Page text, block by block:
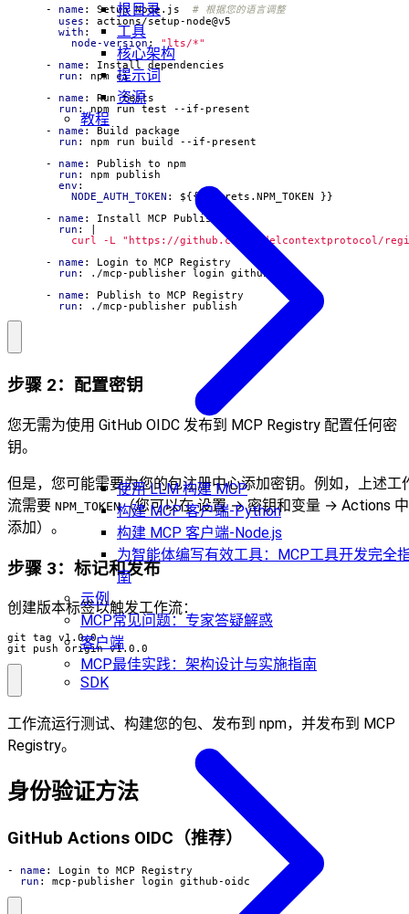
根目录
工具
核心架构
提示词
资源
教程
使用 LLM 构建 MCP
构建 MCP 客户端-Python
构建 MCP 客户端-Node.js
为智能体编写有效工具：MCP工具开发完全
南
示例
MCP常见问题：专家答疑解惑
客户端
MCP最佳实践：架构设计与实施指南
SDK
- name : Setup Node.js
# 根据您的语言调整
uses :
actions/setup-node@v5
with :
node-version :
"lts/*"
- name :
Install dependencies
run :
npm ci
- name :
Run tests
run :
npm run test --if-present
- name :
Build package
run :
npm run build --if-present
- name :
Publish to npm
run :
npm publish
env :
NODE_AUTH_TOKEN :
${{ secrets.NPM_TOKEN }}
- name :
Install MCP Publisher
run :
curl -L "https://github.com/modelcontextprotocol/
- name :
Login to MCP Registry
run :
./mcp-publisher login github-oidc
- name :
Publish to MCP Registry
run : ./mcp-publisher publish
步骤 2：配置密钥
您无需为使用 GitHub OIDC 发布到 MCP Registry 配置任何密
钥。
但是，您可能需要为您的包注册中心添加密钥。例如，上述工
流需要 NPM_TOKEN（您可以在 设置 → 密钥和变量 → Actions 中
添加）。
步骤 3：标记和发布
创建版本标签以触发工作流：
git push origin v1.0.0
工作流运行测试、构建您的包、发布到 npm，并发布到 MCP
Registry。
身份验证方法
GitHub Actions OIDC（推荐）
- name :
Login to MCP Registry
run : mcp-publisher login github-oidc